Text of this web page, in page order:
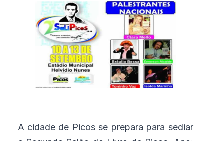
A cidade de Picos se prepara para sediar